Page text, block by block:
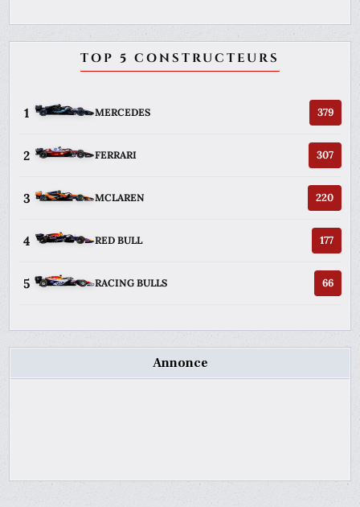
TOP 5 CONSTRUCTEURS
1 MERCEDES 379
2 FERRARI 307
3 MCLAREN 220
4 RED BULL 177
5 RACING BULLS 66
Annonce